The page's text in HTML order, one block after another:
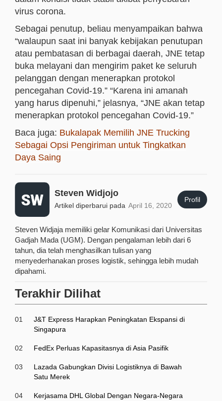
virus corona.
Sebagai penutup, beliau menyampaikan bahwa
“walaupun saat ini banyak kebijakan penutupan
atau pembatasan di berbagai daerah, JNE tetap
buka melayani dan mengirim paket ke seluruh
pelanggan dengan menerapkan protokol
pencegahan Covid-19.” “Karena ini amanah
yang harus dipenuhi,” jelasnya, “JNE akan tetap
menerapkan protokol pencegahan Covid-19.”
Baca juga: Bukalapak Memilih JNE Trucking
Sebagai Opsi Pengiriman untuk Tingkatkan
Daya Saing
Steven Widjojo
Artikel diperbarui pada April 16, 2020
Profil
Steven Widjaja memiliki gelar Komunikasi dari Universitas
Gadjah Mada (UGM). Dengan pengalaman lebih dari 6
tahun, dia telah menghasilkan tulisan yang
menyederhanakan proses logistik, sehingga lebih mudah
dipahami.
Terakhir Dilihat
01
J&T Express Harapkan Peningkatan Ekspansi di
Singapura
02 FedEx Perluas Kapasitasnya di Asia Pasifik
03
Lazada Gabungkan Divisi Logistiknya di Bawah
Satu Merek
04
Kerjasama DHL Global Dengan Negara-Negara